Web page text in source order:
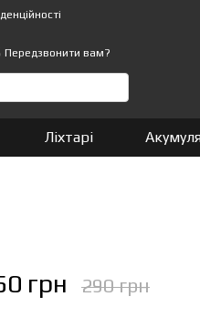
Передзвонити вам?
Ліхтарі
грн 290 грн